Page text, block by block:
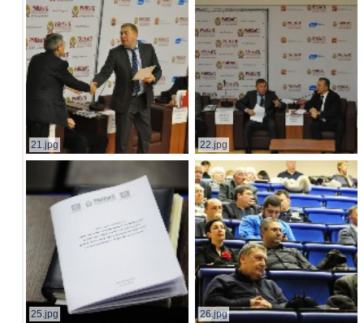
21.jpg 22.jpg
25.jpg 26.jpg